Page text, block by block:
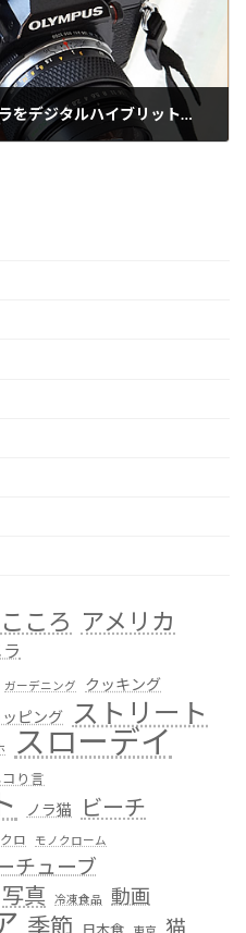
50円でフィルム一眼レフカメラをデジタルハイブリット化する方法【前編】
こころ アメリカ
ガーデニング クッキング
ピング ストリート
スローデイ
コり言
ノラ猫 ビーチ
ロ モノクローム
チューブ
写真 冷凍食品 動画
季節 猫